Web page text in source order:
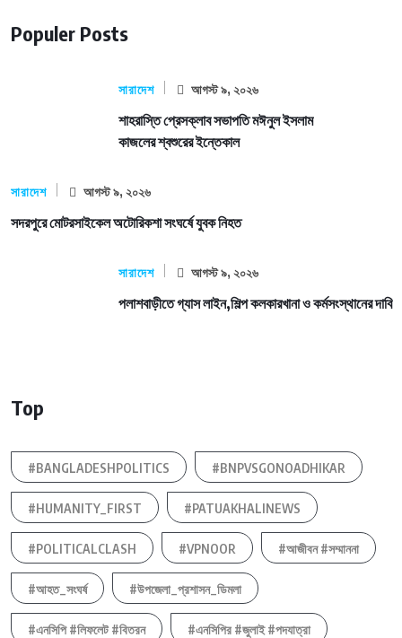
Populer Posts
সারাদেশ আগস্ট ৯, ২০২৬
শাহরাস্তি প্রেসক্লাব সভাপতি মঈনুল ইসলাম
কাজলের শ্বশুরের ইন্তেকাল
সারাদেশ আগস্ট ৯, ২০২৬
সদরপুরে মোটরসাইকেল অটোরিকশা সংঘর্ষে যুবক নিহত
সারাদেশ আগস্ট ৯, ২০২৬
পলাশবাড়ীতে গ্যাস লাইন,শিল্প কলকারখানা ও কর্মসংস্থানের দাবি
Top
#BANGLADESHPOLITICS #BNPVSGONOADHIKAR
#HUMANITY_FIRST #PATUAKHALINEWS
#POLITICALCLASH #VPNOOR #আজীবন #সম্মাননা
#আহত_সংঘর্ষ #উপজেলা_প্রশাসন_ডিমলা
#এনসিপি #লিফলেট #বিতরন #এনসিপির #জুলাই #পদযাত্রা